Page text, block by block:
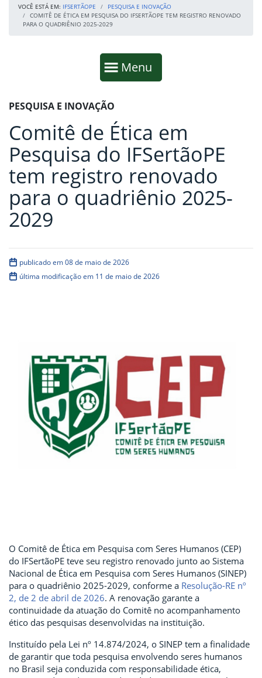
VOCÊ ESTÁ EM: IFSERTÃOPE
PESQUISA E INOVAÇÃO
COMITÊ DE ÉTICA EM PESQUISA DO IFSERTÃOPE TEM REGISTRO RENOVADO
PARA O QUADRIÊNIO 2025-2029
Mostrar
Menu
Fim da navegação
Início do conteúdo
PESQUISA E INOVAÇÃO
Comitê de Ética em
Pesquisa do IFSertãoPE
tem registro renovado
para o quadriênio 2025-
2029
publicado em 08 de maio de 2026
última modificação em 11 de maio de 2026
O Comitê de Ética em Pesquisa com Seres Humanos (CEP)
do IFSertãoPE teve seu registro renovado junto ao Sistema
Nacional de Ética em Pesquisa com Seres Humanos (SINEP)
para o quadriênio 2025-2029, conforme a Resolução-RE nº
2, de 2 de abril de 2026. A renovação garante a
continuidade da atuação do Comitê no acompanhamento
ético das pesquisas desenvolvidas na instituição.
Instituído pela Lei nº 14.874/2024, o SINEP tem a finalidade
de garantir que toda pesquisa envolvendo seres humanos
no Brasil seja conduzida com responsabilidade ética,